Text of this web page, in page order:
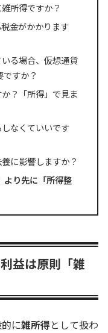
所得ですか？
金がかかります
る場合、仮想通貨
すか？
？「所得」で見ま
なくていいです
に影響しますか？
より先に「所得整
益は原則「雑
に雑所得として扱わ